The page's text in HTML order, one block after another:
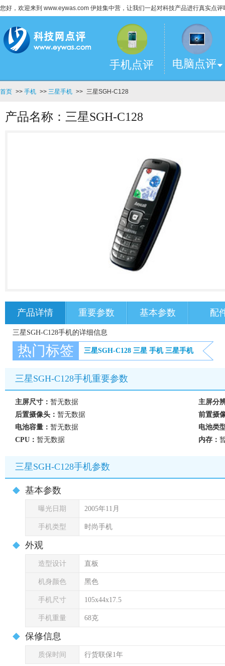
您好，欢迎来到 www.eywas.com 伊娃集中营，让我们一起对科技产品进行真实点评
手机点评 电脑点评
首页 >> 手机 >> 三星手机 >> 三星SGH-C128
产品名称：三星SGH-C128
产品详情 重要参数 基本参数 配
三星SGH-C128手机的详细信息
热门标签 三星SGH-C128 三星 手机 三星手机
三星SGH-C128手机重要参数
主屏尺寸： 暂无数据
主屏分
后置摄像头： 暂无数据
前置摄
电池容量： 暂无数据
电池类
CPU： 暂无数据 内存：
三星SGH-C128手机参数
基本参数
曝光日期 2005年11月
手机类型 时尚手机
外观
造型设计 直板
机身颜色 黑色
手机尺寸 105x44x17.5
手机重量 68克
保修信息
质保时间 行货联保1年